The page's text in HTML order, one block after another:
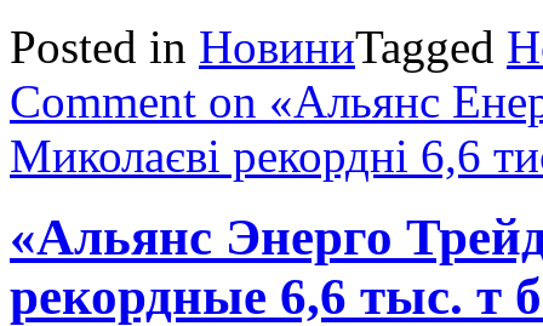
Posted in НовиниTagged
Comment on «Альянс
Миколаєві рекордні 6,6
«Альянс Энерго
рекордные 6,6 тыс. т